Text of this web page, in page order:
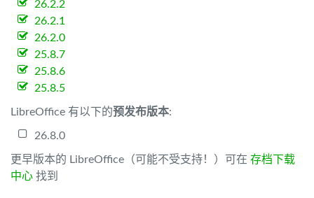
26.2.2
26.2.1
26.2.0
25.8.7
25.8.6
25.8.5
LibreOffice 有以下的预发布版本:
26.8.0
更早版本的 LibreOffice（可能不受支持！）可在 存档下载
中心 找到